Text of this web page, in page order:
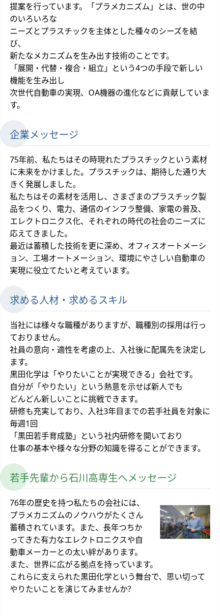
提案を行っています。「プラメカニズム」とは、世の中
のいろいろな
ニーズとプラスチックを主体とした種々のシーズを結
び、
新たなメカニズムを生み出す技術のことです。
「展開・代替・複合・組立」という4つの手段で新しい
機能を生み出し
次世代自動車の実現、OA機器の進化などに貢献していま
す。
企業メッセージ
75年前、私たちはその時現れたプラスチックという素材
に未来をかけました。プラスチックは、期待した通り大
きく発展しました。
私たちはその素材を活用し、さまざまのプラスチック製
品をつくり、電力、通信のインフラ整備、家電の普及、
エレクトロニクス化、それぞれの時代の社会のニーズに
応えてきました。
最近は蓄積した技術を更に深め、オフィスオートメーシ
ョン、工場オートメーション、環境にやさしい自動車の
実現に役立てたいと考えています。
求める人材・求めるスキル
当社には様々な職種がありますが、職種別の採用は行っ
ておりません。
社員の意向・適性を考慮の上、入社後に配属先を決定し
ます。
黒田化学は「やりたいことが実現できる」会社です。
自分が「やりたい」という熱意を示せば新人でも
どんどん新しいことに挑戦できます。
研修も充実しており、入社3年目までの若手社員を対象に
毎週1回
「黒田若手育成塾」という社内研修を開いており
仕事の基本や様々な分野の知識を得ることができます。
若手先輩から石川高専生へメッセージ
76年の歴史を持つ私たちの会社には、
プラメカニズムのノウハウがたくさん
蓄積されています。また、長年つちか
ってきた有力なエレクトロニクスや自
動車メーカーとの太い絆があります。
また、世界に広がる拠点を持っています。
これらに支えられた黒田化学という舞台で、思い切って
やりたいことを演じてみませんか?